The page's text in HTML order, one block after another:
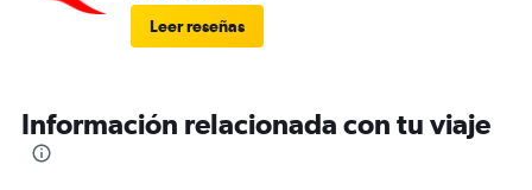
Leer reseñas
Información relacionada con tu viaje